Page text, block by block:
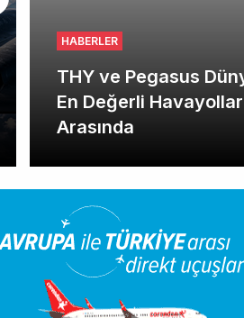
HABERLER
THY ve Pegasus Dünyanın
En Değerli Havayolları
Arasında